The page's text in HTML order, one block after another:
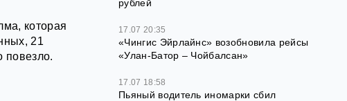
которая
21
повезло.
рублей
17.07 20:35
«Чингис Эйрлайнс» возобновила рейсы
«Улан-Батор – Чойбалсан»
17.07 18:58
Пьяный водитель иномарки сбил